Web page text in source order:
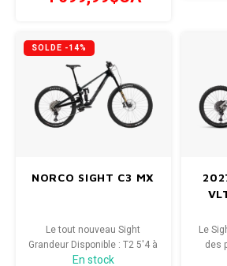
SOLDE -14%
NORCO SIGHT C3 MX
Le tout nouveau Sight
Grandeur Disponible : T2 5'4 à
5'8''
En stock
Le
des